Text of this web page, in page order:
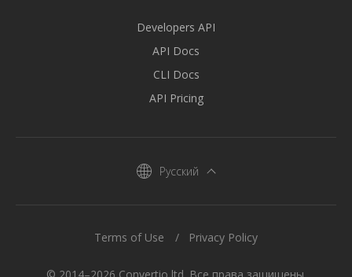
Developers API
API Docs
CLI Docs
API Pricing
Русский
Terms of Use Privacy Policy